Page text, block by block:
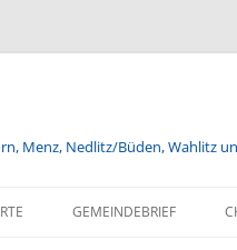
Menz, Nedlitz/Büden, Wahlitz
GEMEINDEBRIEF